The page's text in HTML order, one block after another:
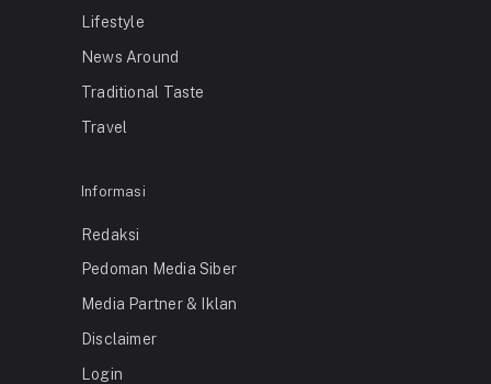
Lifestyle
News Around
Traditional Taste
Travel
Informasi
Redaksi
Pedoman Media Siber
Media Partner & Iklan
Disclaimer
Login